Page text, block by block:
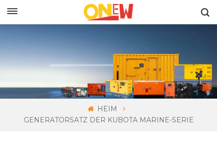
HEIM
GENERATORSATZ DER KUBOTA MARINE-SERIE